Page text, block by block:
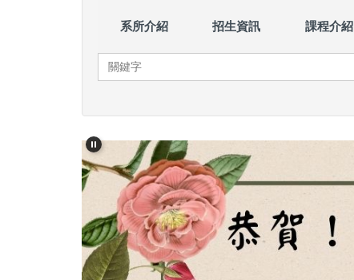
系所介紹 招生資訊 課程介紹